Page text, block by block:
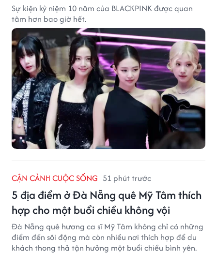
Sự kiện kỷ niệm 10 năm của BLACKPINK được quan
tâm hơn bao giờ hết.
CẬN CẢNH CUỘC SỐNG 51 phút trước
5 địa điểm ở Đà Nẵng quê Mỹ Tâm thích
hợp cho một buổi chiều không vội
Đà Nẵng quê hương ca sĩ Mỹ Tâm không chỉ có những
điểm đến sôi động mà còn nhiều nơi thích hợp để du
khách thong thả tận hưởng một buổi chiều bình yên.